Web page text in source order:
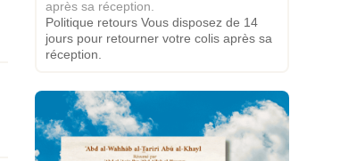
Politique retours Vous disposez de 14
jours pour retourner votre colis après sa
réception.